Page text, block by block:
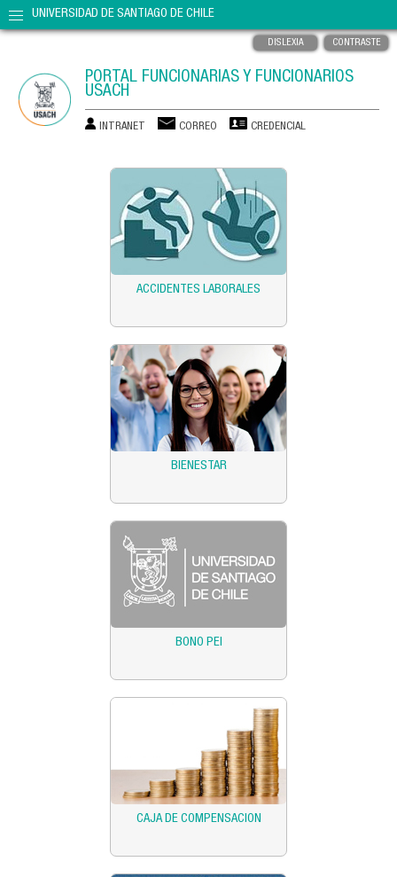
UNIVERSIDAD DE SANTIAGO DE CHILE
PORTAL FUNCIONARIAS Y FUNCIONARIOS
USACH
INTRANET CORREO CREDENCIAL
CONTRASTE
DISLEXIA
ACCIDENTES LABORALES
BIENESTAR
BONO PEI
CAJA DE COMPENSACION